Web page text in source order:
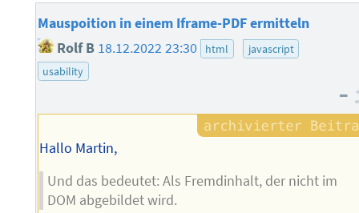
Mauspoition in einem Iframe-PDF ermitteln
Rolf B 18.12.2022 23:30 html
javascript
usability
–
Hallo Martin,
Und das bedeutet: Als Fremdinhalt, der nicht im
DOM abgebildet wird.